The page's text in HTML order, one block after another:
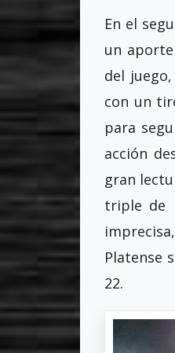
En el
un
del
con un
para
acción
gran
triple de
Platense
22.